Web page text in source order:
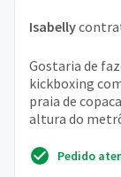
Isabelly
Gostaria de
kickboxing
praia de
altura do
Pedido